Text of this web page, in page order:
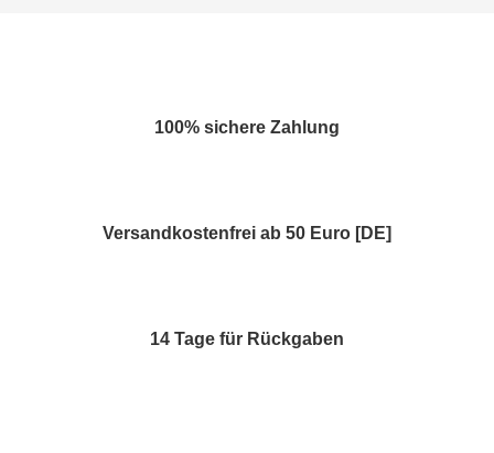
100% sichere Zahlung
Versandkostenfrei ab 50 Euro [DE]
14 Tage für Rückgaben